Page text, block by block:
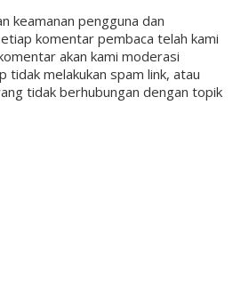
keamanan pengguna dan
komentar pembaca telah kami
akan kami moderasi
tidak melakukan spam link, atau
tidak berhubungan dengan topik